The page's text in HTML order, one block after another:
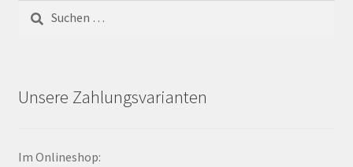
Suchen
nach:
Unsere Zahlungsvarianten
Im Onlineshop: